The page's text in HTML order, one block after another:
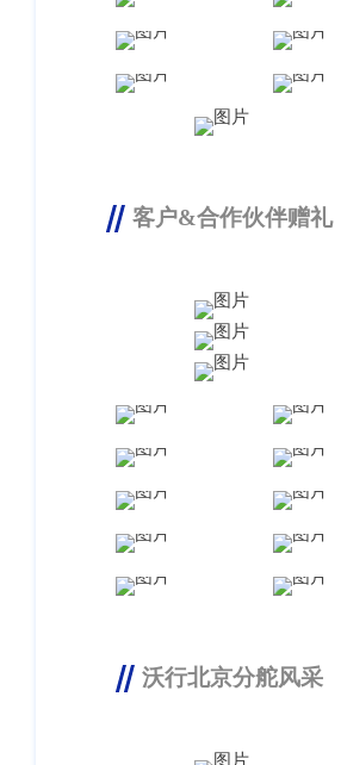
客户&合作伙伴赠礼
沃行北京分舵风采